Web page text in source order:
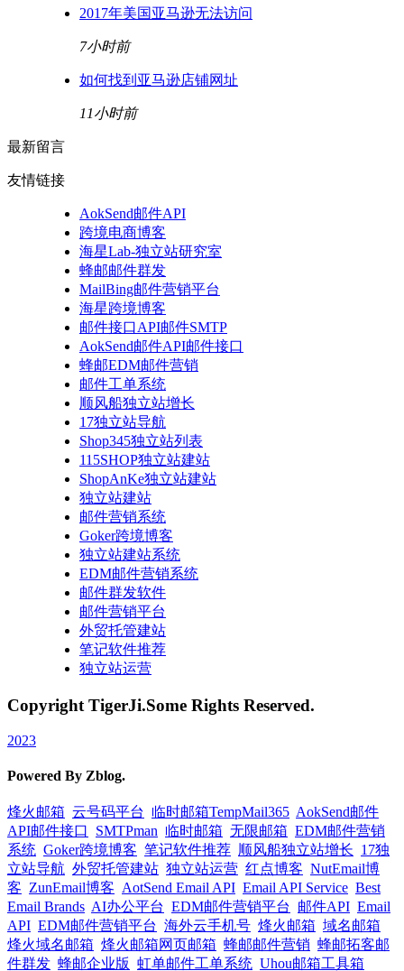
2017年美国亚马逊无法访问
7小时前
如何找到亚马逊店铺网址
11小时前
最新留言
友情链接
AokSend邮件API
跨境电商博客
海星Lab-独立站研究室
蜂邮邮件群发
MailBing邮件营销平台
海星跨境博客
邮件接口API邮件SMTP
AokSend邮件API邮件接口
蜂邮EDM邮件营销
邮件工单系统
顺风船独立站增长
17独立站导航
Shop345独立站列表
115SHOP独立站建站
ShopAnKe独立站建站
独立站建站
邮件营销系统
Goker跨境博客
独立站建站系统
EDM邮件营销系统
邮件群发软件
邮件营销平台
外贸托管建站
笔记软件推荐
独立站运营
Copyright TigerJi.Some Rights Reserved.
2023
Powered By Zblog.
烽火邮箱 云号码平台 临时邮箱TempMail365 AokSend邮件
API邮件接口
SMTPman 临时邮箱 无限邮箱 EDM邮件营销
系统 Goker跨境博客 笔记软件推荐 顺风船独立站增长 17独
立站导航 外贸托管建站 独立站运营 红点博客 NutEmail博
客 ZunEmail博客 AotSend Email API Email API Service Best
Email Brands AI办公平台 EDM邮件营销平台 邮件API Email
API EDM邮件营销平台 海外云手机号 烽火邮箱 域名邮箱
烽火域名邮箱 烽火邮箱网页邮箱 蜂邮邮件营销 蜂邮拓客邮
件群发 蜂邮企业版 虹单邮件工单系统 Uhou邮箱工具箱